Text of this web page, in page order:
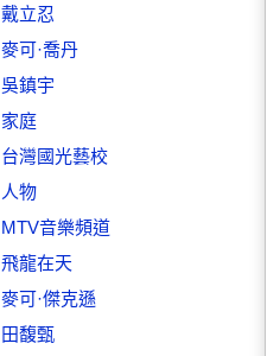
戴立忍
麥可·喬丹
吳鎮宇
家庭
台灣國光藝校
人物
MTV音樂頻道
飛龍在天
麥可·傑克遜
田馥甄